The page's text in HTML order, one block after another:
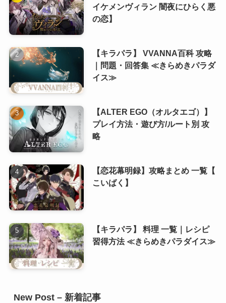
(11)
(5)
(7)
(8)
(8)
イケメンヴィラン 闇夜にひらく悪
の恋】
【キラパラ】 VVANNA百科 攻略
｜問題・回答集 ≪きらめきパラダ
イス≫
【ALTER EGO（オルタエゴ）】
プレイ方法・遊び方/ルート別 攻
略
【恋花幕明録】攻略まとめ 一覧【
こいばく】
【キラパラ】 料理 一覧｜レシピ
習得方法 ≪きらめきパラダイス≫
New Post – 新着記事